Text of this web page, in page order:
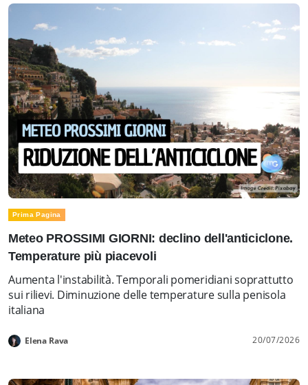
Prima Pagina
Meteo PROSSIMI GIORNI: declino dell'anticiclone.
Temperature più piacevoli
Aumenta l'instabilità. Temporali pomeridiani soprattutto
sui rilievi. Diminuzione delle temperature sulla penisola
italiana
Elena Rava 20/07/2026